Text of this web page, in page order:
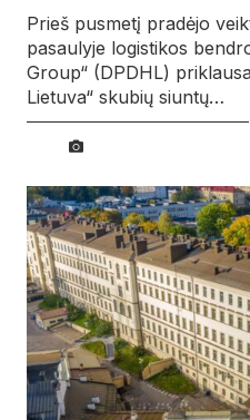
Prieš pusmetį pradėjo
pasaulyje logistikos
Group“ (DPDHL)
Lietuva“ skubių siuntų…